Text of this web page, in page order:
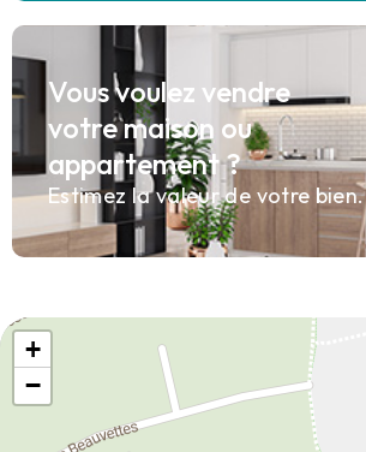
Vous voulez vendre
votre maison ou
appartement ?
Estimez la valeur de votre bien.
+
−